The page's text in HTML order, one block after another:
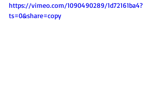
https://vimeo.com/1090490289/1d72161ba4?
ts=0&share=copy